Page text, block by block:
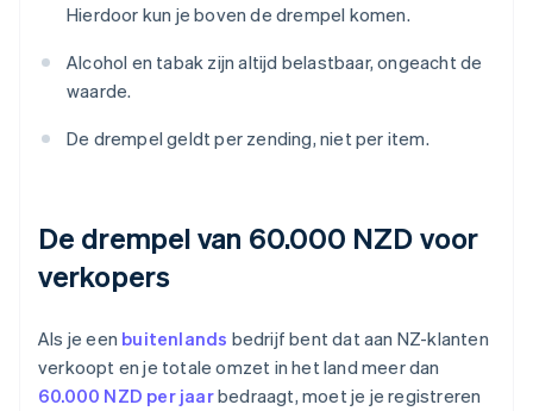
Hierdoor kun je boven de drempel komen.
Alcohol en tabak zijn altijd belastbaar, ongeacht de
waarde.
De drempel geldt per zending, niet per item.
De drempel van 60.000 NZD voor
verkopers
Als je een buitenlands bedrijf bent dat aan NZ-klanten
verkoopt en je totale omzet in het land meer dan
60.000 NZD per jaarbedraagt, moet je je registreren